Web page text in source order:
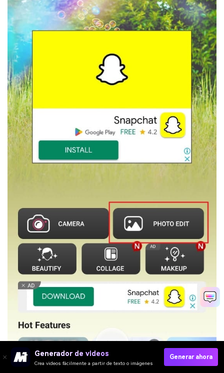
Generador de videos
Crea videos fácilmente a partir de texto o imágenes
Generar ahora